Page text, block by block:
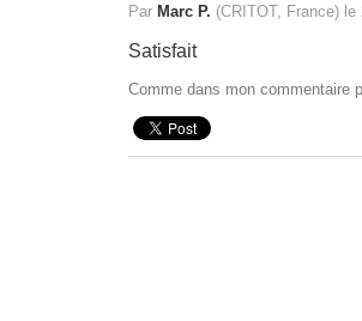
Par Marc P. (CRITOT, France) le
Satisfait
Comme dans mon commentaire